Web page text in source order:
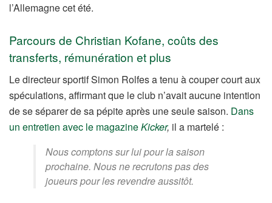
l’Allemagne cet été.
Parcours de Christian Kofane, coûts des
transferts, rémunération et plus
Le directeur sportif Simon Rolfes a tenu à couper court aux
spéculations, affirmant que le club n’avait aucune intention
de se séparer de sa pépite après une seule saison. Dans
un entretien avec le magazineKicker, il a martelé :
Nous comptons sur lui pour la saison
prochaine. Nous ne recrutons pas des
joueurs pour les revendre aussitôt.